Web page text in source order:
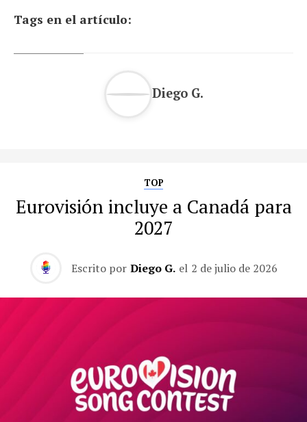
Tags en el artículo:
Diego G.
TOP
Eurovisión incluye a Canadá para
2027
Escrito por Diego G. el 2 de julio de 2026